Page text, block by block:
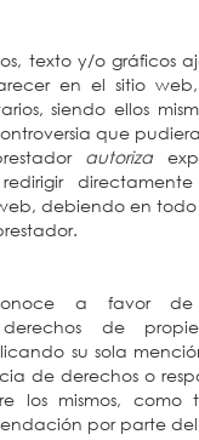
texto y/o gráficos
en el sitio
siendo ellos
que
autoriza
debiendo en todo
a favor de
derechos de
su sola
de derechos o
los mismos, como
por parte del